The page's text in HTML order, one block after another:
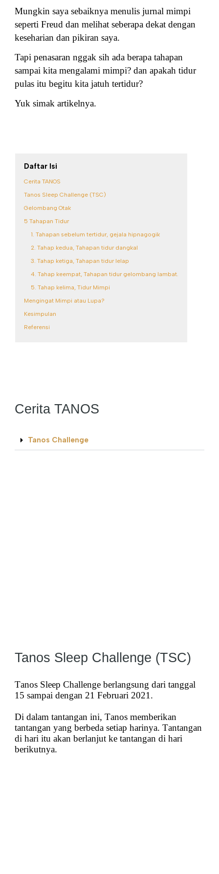
Mungkin saya sebaiknya menulis jurnal mimpi
seperti Freud dan melihat seberapa dekat dengan
keseharian dan pikiran saya.
Tapi penasaran nggak sih ada berapa tahapan
sampai kita mengalami mimpi? dan apakah tidur
pulas itu begitu kita jatuh tertidur?
Yuk simak artikelnya.
Daftar Isi
Cerita TANOS
Tanos Sleep Challenge (TSC)
Gelombang Otak
5 Tahapan Tidur
1. Tahapan sebelum tertidur, gejala hipnagogik
2. Tahap kedua, Tahapan tidur dangkal
3. Tahap ketiga, Tahapan tidur lelap
4. Tahap keempat, Tahapan tidur gelombang lambat.
5. Tahap kelima, Tidur Mimpi
Mengingat Mimpi atau Lupa?
Kesimpulan
Referensi
Cerita TANOS
Tanos Challenge
Tanos Sleep Challenge (TSC)
Tanos Sleep Challenge berlangsung dari tanggal
15 sampai dengan 21 Februari 2021.
Di dalam tantangan ini, Tanos memberikan
tantangan yang berbeda setiap harinya. Tantangan
di hari itu akan berlanjut ke tantangan di hari
berikutnya.